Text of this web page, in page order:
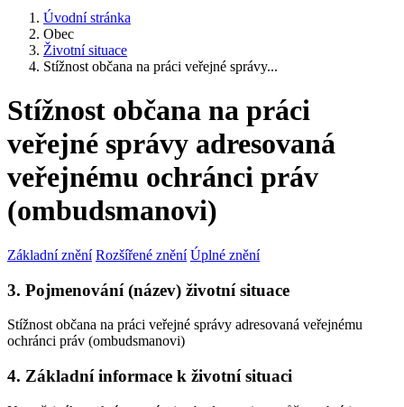
Úvodní stránka
Obec
Životní situace
Stížnost občana na práci veřejné správy...
Stížnost občana na práci
veřejné správy adresovaná
veřejnému ochránci práv
(ombudsmanovi)
Základní znění Rozšířené znění Úplné znění
3. Pojmenování (název) životní situace
Stížnost občana na práci veřejné správy adresovaná veřejnému
ochránci práv (ombudsmanovi)
4. Základní informace k životní situaci